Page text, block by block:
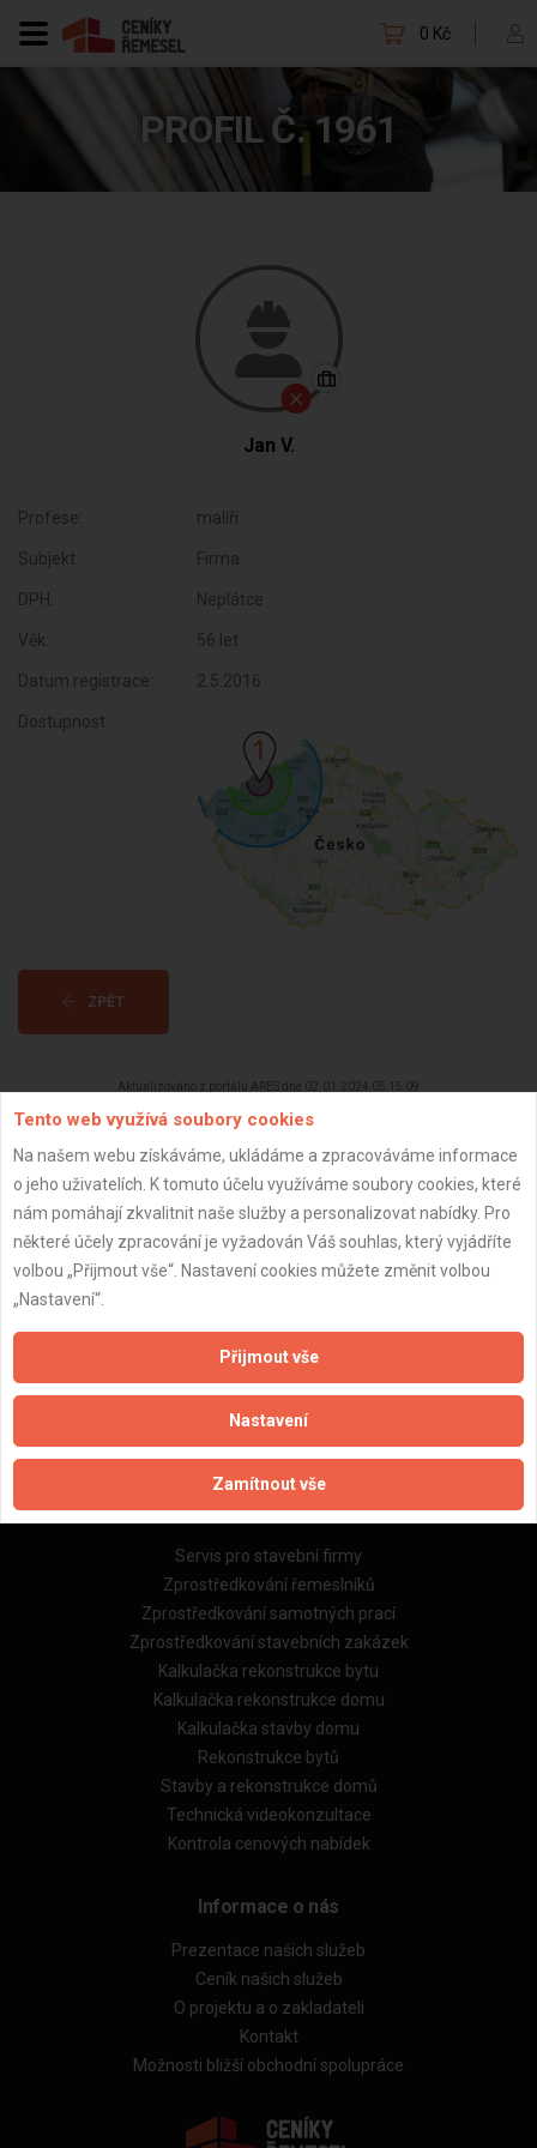
0 Kč
PROFIL Č. 1961
Jan V.
Profese: malíři
Subjekt: Firma
DPH: Neplátce
Věk: 56 let
Datum registrace: 2.5.2016
Dostupnost:
ZPĚT
Aktualizováno z portálu ARES dne 02.01.2024 05:15:09
Důležité informace
Naše firmy a řemeslníci
Zásady pro používání souborů cookie
Obchodní podmínky (zprostředkování)
Obchodní podmínky (rozpočtování)
Reference
Naše excelové tabulky online
Naše služby
Servis pro stavební firmy
Zprostředkování řemeslníků
Zprostředkování samotných prací
Zprostředkování stavebních zakázek
Kalkulačka rekonstrukce bytu
Kalkulačka rekonstrukce domu
Kalkulačka stavby domu
Rekonstrukce bytů
Stavby a rekonstrukce domů
Technická videokonzultace
Kontrola cenových nabídek
Informace o nás
Prezentace našich služeb
Ceník našich služeb
O projektu a o zakladateli
Kontakt
Možnosti bližší obchodní spolupráce
Tento web využívá soubory cookies
Na našem webu získáváme, ukládáme a zpracováváme informace
o jeho uživatelích. K tomuto účelu využíváme soubory cookies, které
nám pomáhají zkvalitnit naše služby a personalizovat nabídky. Pro
některé účely zpracování je vyžadován Váš souhlas, který vyjádříte
volbou „Přijmout vše“. Nastavení cookies můžete změnit volbou
„Nastavení“.
Přijmout vše
Nastavení
Zamítnout vše